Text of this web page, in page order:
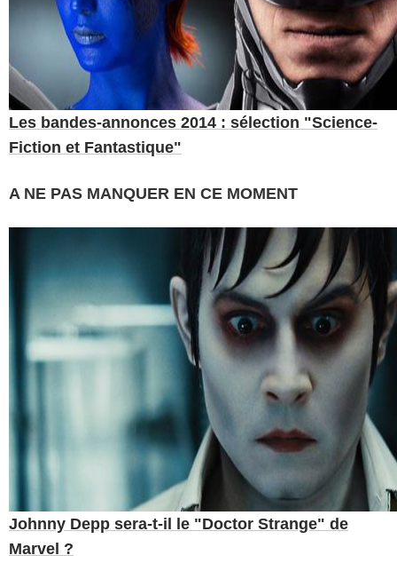
Les bandes-annonces 2014 : sélection "Science-
Fiction et Fantastique"
A NE PAS MANQUER EN CE MOMENT
Johnny Depp sera-t-il le "Doctor Strange" de
Marvel ?